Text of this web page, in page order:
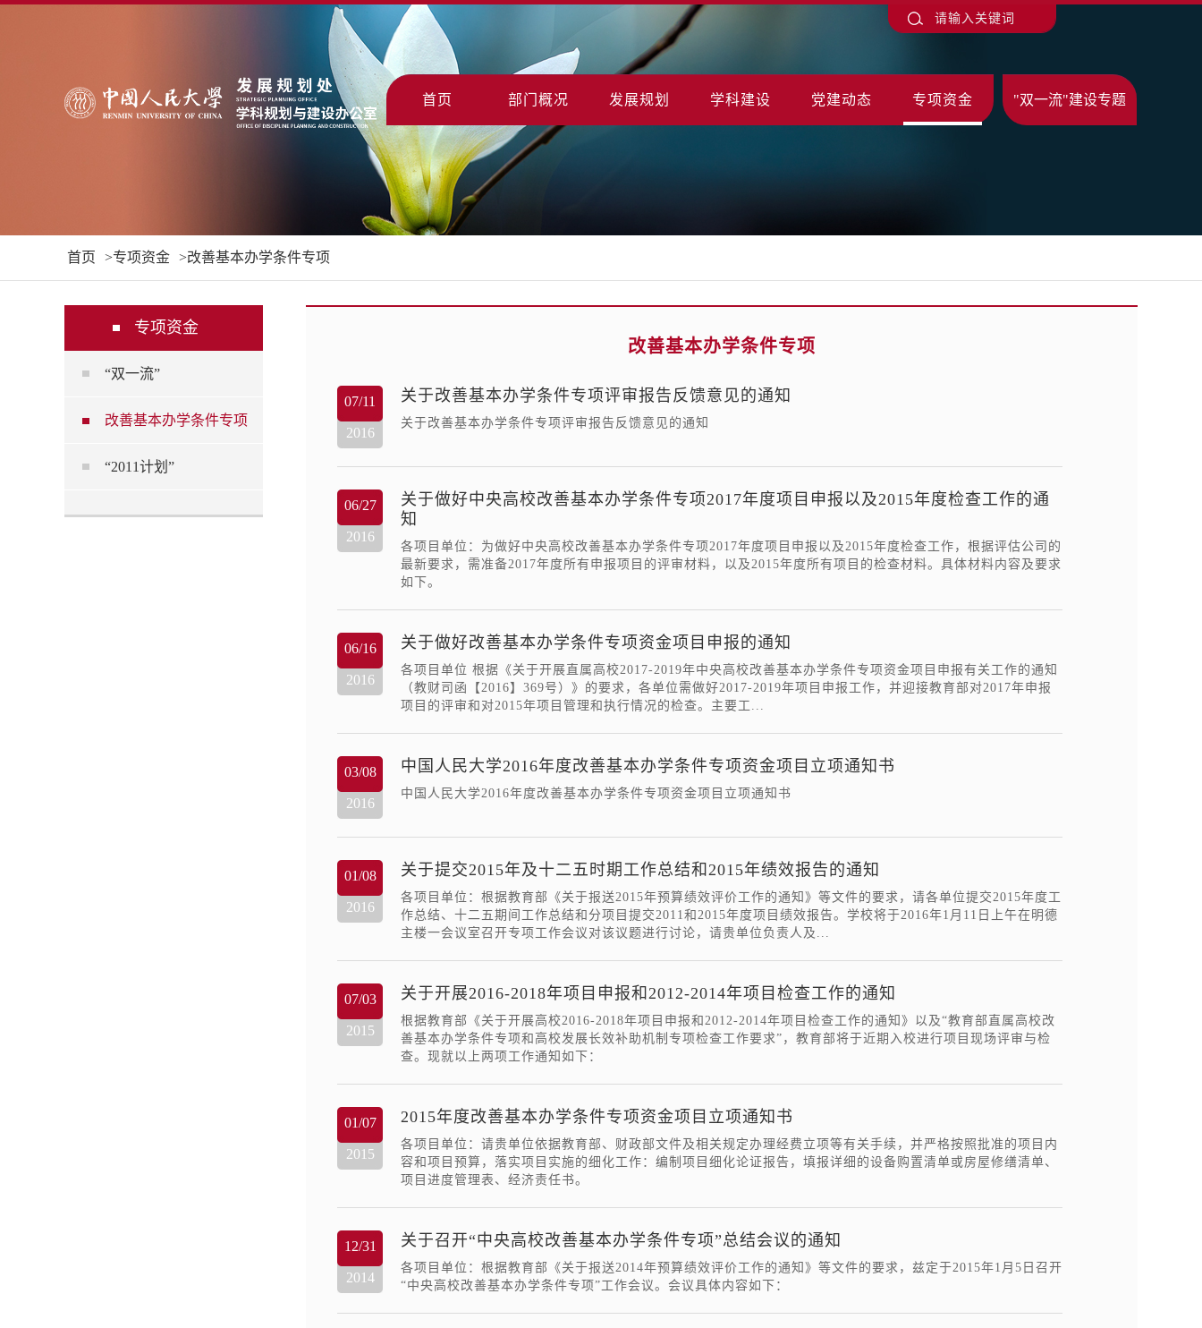
首页 部门概况 发展规划 学科建设 党建动态 专项资金 "双一流"建设专题
首页 专项资金 改善基本办学条件专项
专项资金
“双一流”
改善基本办学条件专项
“2011计划”
改善基本办学条件专项
07/11
2016
关于改善基本办学条件专项评审报告反馈意见的通知
关于改善基本办学条件专项评审报告反馈意见的通知
06/27
2016
关于做好中央高校改善基本办学条件专项2017年度项目申报以及2015年度检查工作的通
知
各项目单位：为做好中央高校改善基本办学条件专项2017年度项目申报以及2015年度检查工作，根据评估公司的
最新要求，需准备2017年度所有申报项目的评审材料，以及2015年度所有项目的检查材料。具体材料内容及要求
如下。
06/16
2016
关于做好改善基本办学条件专项资金项目申报的通知
各项目单位 根据《关于开展直属高校2017-2019年中央高校改善基本办学条件专项资金项目申报有关工作的通知
（教财司函【2016】369号）》的要求，各单位需做好2017-2019年项目申报工作，并迎接教育部对2017年申报
项目的评审和对2015年项目管理和执行情况的检查。主要工...
03/08
2016
中国人民大学2016年度改善基本办学条件专项资金项目立项通知书
中国人民大学2016年度改善基本办学条件专项资金项目立项通知书
01/08
2016
关于提交2015年及十二五时期工作总结和2015年绩效报告的通知
各项目单位：根据教育部《关于报送2015年预算绩效评价工作的通知》等文件的要求，请各单位提交2015年度工
作总结、十二五期间工作总结和分项目提交2011和2015年度项目绩效报告。学校将于2016年1月11日上午在明德
主楼一会议室召开专项工作会议对该议题进行讨论，请贵单位负责人及...
07/03
2015
关于开展2016-2018年项目申报和2012-2014年项目检查工作的通知
根据教育部《关于开展高校2016-2018年项目申报和2012-2014年项目检查工作的通知》以及“教育部直属高校改
善基本办学条件专项和高校发展长效补助机制专项检查工作要求”，教育部将于近期入校进行项目现场评审与检
查。现就以上两项工作通知如下：
01/07
2015
2015年度改善基本办学条件专项资金项目立项通知书
各项目单位：请贵单位依据教育部、财政部文件及相关规定办理经费立项等有关手续，并严格按照批准的项目内
容和项目预算，落实项目实施的细化工作：编制项目细化论证报告，填报详细的设备购置清单或房屋修缮清单、
项目进度管理表、经济责任书。
12/31
2014
关于召开“中央高校改善基本办学条件专项”总结会议的通知
各项目单位：根据教育部《关于报送2014年预算绩效评价工作的通知》等文件的要求，兹定于2015年1月5日召开
“中央高校改善基本办学条件专项”工作会议。会议具体内容如下：